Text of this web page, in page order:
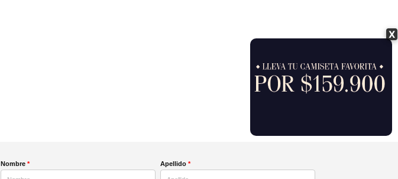
X
Nombre * Apellido *